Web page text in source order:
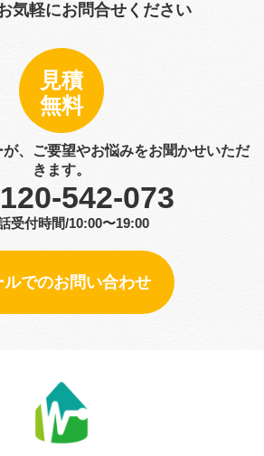
気軽にお問合せください
見積
無料
、ご要望やお悩みをお聞かせいただ
きます。
542-073
受付時間/10:00〜19:00
ルでのお問い合わせ